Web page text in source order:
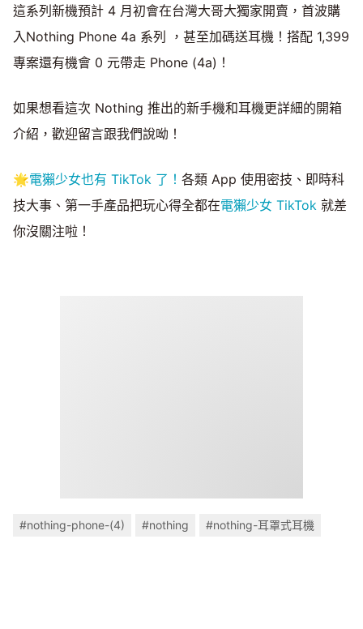
這系列新機預計 4 月初會在台灣大哥大獨家開賣，首波購
入Nothing Phone 4a 系列 ，甚至加碼送耳機！搭配 1,399
專案還有機會 0 元帶走 Phone (4a)！
如果想看這次 Nothing 推出的新手機和耳機更詳細的開箱
介紹，歡迎留言跟我們說呦！
🌟電獺少女也有 TikTok 了！ 各類 App 使用密技、即時科
技大事、第一手產品把玩心得全都在電獺少女 TikTok 就差
你沒關注啦！
#nothing-phone-(4) #nothing #nothing-耳罩式耳機